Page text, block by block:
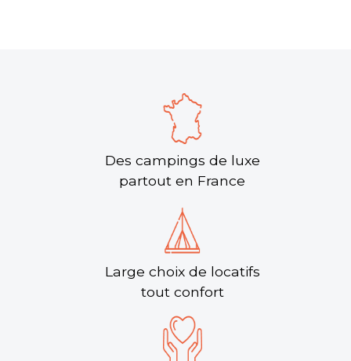
Des campings de luxe
partout en France
Large choix de locatifs
tout confort